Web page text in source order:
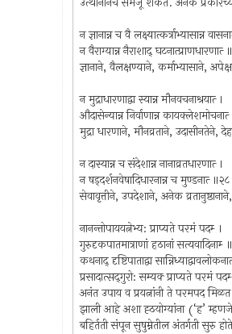
न ज्ञानान्न च वै लक्ष्यात्कर्त्राभ्यासान्न
न वैराग्यान्न नैराशाद्‍ घटनात्प्राणधारणात्‍
ज्ञानाने, वैलक्षण्याने, कर्माभ्यासाने,
न मुद्राधारणाद्वा स्यान्न मौनवचनाश्रयात्‍ ।
औदासेन्यान्न निर्वाणान्न
मुद्रा धारणाने, मौनव्रताने, उदासीनतेने,
न दास्यान्न च संदेशान्न नानाव्रतधारणात्‍ ।
न षड्‍दर्शनवेषादिधारनान्न च मुण्डनात्‍
सेवावृत्तीने, उपदेशाने, अनेक
नानन्तोपाययत्नेभ्य: प्राप्यते परमं पदम्‍ ।
गुरुदृकपातमात्राणां हठानां सत्यवादिनाम्‍
कथनाद्‍ दृष्टिपाताद्वा
प्रसादात्सद्‍गुरो: सम्यक्‍ प्राप्यते परमं
अनंत उपाय व प्रयत्नांनी ते परमपद
झाली आहे अशा ह्ठयोग्यांना (‘ह’ म्हणजे
बहिर्तती संपून सुषुम्नेतील अंतर्गती सुरु